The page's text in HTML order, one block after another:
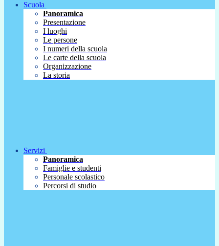
Scuola
Panoramica
Presentazione
I luoghi
Le persone
I numeri della scuola
Le carte della scuola
Organizzazione
La storia
Servizi
Panoramica
Famiglie e studenti
Personale scolastico
Percorsi di studio